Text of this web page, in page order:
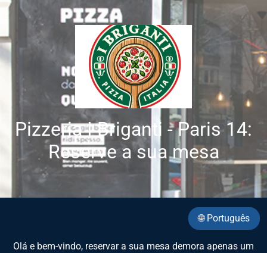
Pizzeria I Briganti - Paris 14:
Reserve a sua mesa
🌐 Português
Olá e bem-vindo, reservar a sua mesa demora apenas um